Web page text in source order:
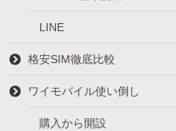
LINE
格安SIM徹底比較
ワイモバイル使い倒し
購入から開設